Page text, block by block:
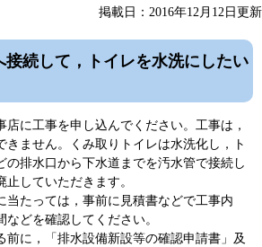
掲載日：2016年12月12日更新
続して，トイレを水洗にしたい
に工事を申し込んでください。工事は，
きません。くみ取りトイレは水洗化し，ト
の排水口から下水道までを汚水管で接続し
していただきます。
たっては，事前に見積書などで工事内
どを確認してください。
に，「排水設備新設等の確認申請書」及